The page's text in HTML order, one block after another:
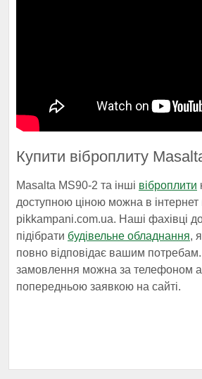
Купити віброплиту
Masalta MS90-2 та інші віброплити
доступною ціною можна в інтернет
pikkampani.com.ua. Наші фахівці
підібрати будівельне обладнання,
повно відповідає вашим
замовлення можна за телефоном
попередньою заявкою на сайті.